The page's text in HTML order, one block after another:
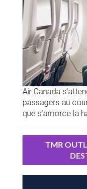
Air Canada
passagers au
que s’amorce la
TMR